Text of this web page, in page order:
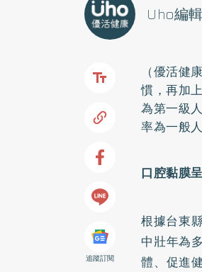
Uho編
追蹤訂閱
（優活健
慣，再加
為第一級
率為一般
口腔黏膜
根據台東
中壯年為
體、促進